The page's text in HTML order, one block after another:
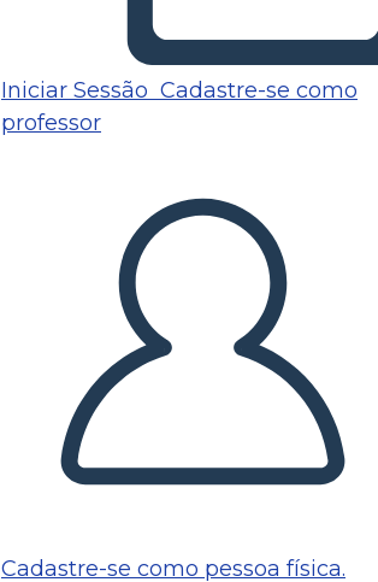
Iniciar Sessão Cadastre-se como
professor
Cadastre-se como pessoa física.